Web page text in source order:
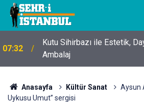
07:32
Kutu Sihirbazı ile Estetik,
Ambalaj
Anasayfa Kültür Sanat
Aysun
Uykusu Umut” sergisi